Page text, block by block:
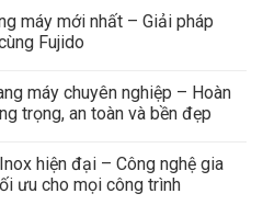
máy mới nhất – Giải pháp
Fujido
máy chuyên nghiệp – Hoàn
trọng, an toàn và bền đẹp
hiện đại – Công nghệ gia
ưu cho mọi công trình